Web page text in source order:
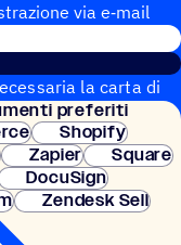
via e‑mail
la carta di
preferiti
Shopify
Zapier
Square
DocuSign
Zendesk Sell